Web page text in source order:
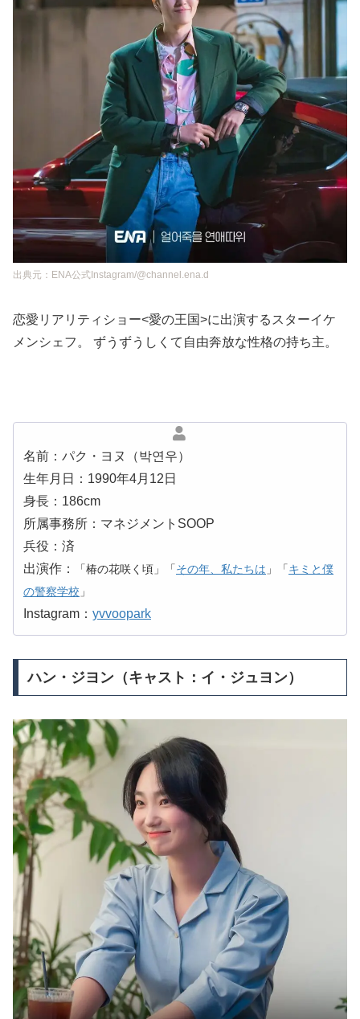
出典元：ENA公式Instagram/@channel.ena.d
恋愛リアリティショー<愛の王国>に出演するスターイケ
メンシェフ。 ずうずうしくて自由奔放な性格の持ち主。
名前：パク・ヨヌ（박연우）
生年月日：1990年4月12日
身長：186cm
所属事務所：マネジメントSOOP
兵役：済
出演作：
「椿の花咲く頃」「その年、私たちは 」「キミと僕
の警察学校 」
Instagram： yvvoopark
ハン・ジヨン（キャスト：イ・ジュヨン）